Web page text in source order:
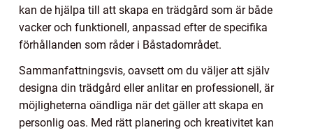
kan de hjälpa till att skapa en trädgård som är både
vacker och funktionell, anpassad efter de specifika
förhållanden som råder i Båstadområdet.
Sammanfattningsvis, oavsett om du väljer att själv
designa din trädgård eller anlitar en professionell, är
möjligheterna oändliga när det gäller att skapa en
personlig oas. Med rätt planering och kreativitet kan